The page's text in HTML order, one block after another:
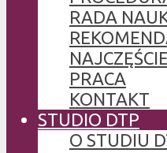
RADA
PRACA
KONTAKT
STUDIO DTP
O STUDIU